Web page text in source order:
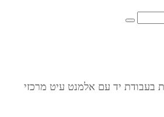
בעבודת יד עם אלמנט עיט מרכזי